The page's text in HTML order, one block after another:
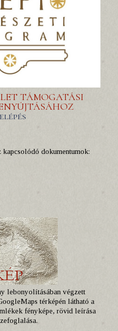
TÁMOGATÁSI
kapcsolódó dokumentumok:
lebonyolításában végzett
térképén látható a
fényképe, rövid leírása